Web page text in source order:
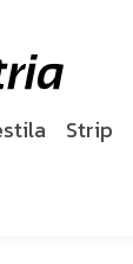
Strip